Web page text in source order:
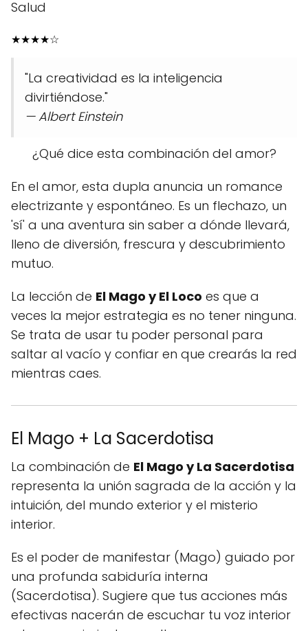
Salud
★★★★☆
"La creatividad es la inteligencia
divirtiéndose."
— Albert Einstein
¿Qué dice esta combinación del amor?
En el amor, esta dupla anuncia un romance
electrizante y espontáneo. Es un flechazo, un
'sí' a una aventura sin saber a dónde llevará,
lleno de diversión, frescura y descubrimiento
mutuo.
La lección de El Mago y El Loco es que a
veces la mejor estrategia es no tener ninguna.
Se trata de usar tu poder personal para
saltar al vacío y confiar en que crearás la red
mientras caes.
El Mago + La Sacerdotisa
La combinación de El Mago y La Sacerdotisa
representa la unión sagrada de la acción y la
intuición, del mundo exterior y el misterio
interior.
Es el poder de manifestar (Mago) guiado por
una profunda sabiduría interna
(Sacerdotisa). Sugiere que tus acciones más
efectivas nacerán de escuchar tu voz interior